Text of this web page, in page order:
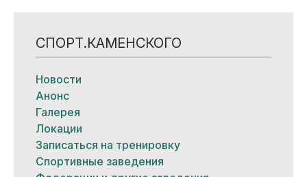
СПОРТ.КАМЕНСКОГО
Новости
Анонс
Галерея
Локации
Записаться на тренировку
Спортивные заведения